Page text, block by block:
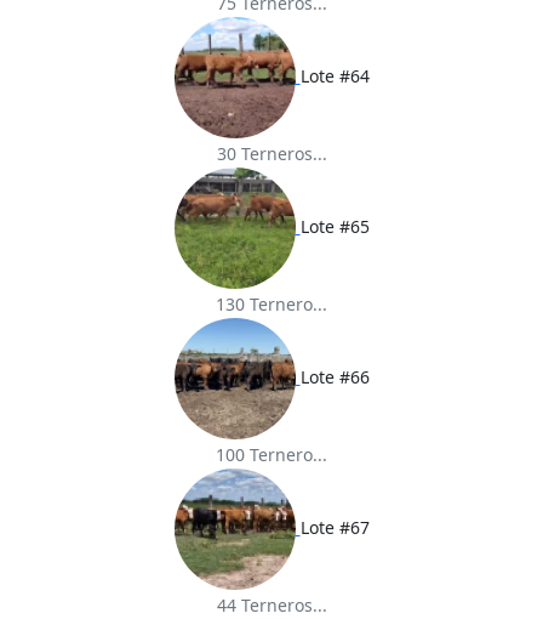
Lote #64
30 Terneros...
Lote #65
130 Ternero...
Lote #66
100 Ternero...
Lote #67
44 Terneros...